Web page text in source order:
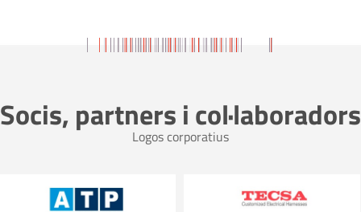
Socis, partners i col·laboradors
Logos corporatius